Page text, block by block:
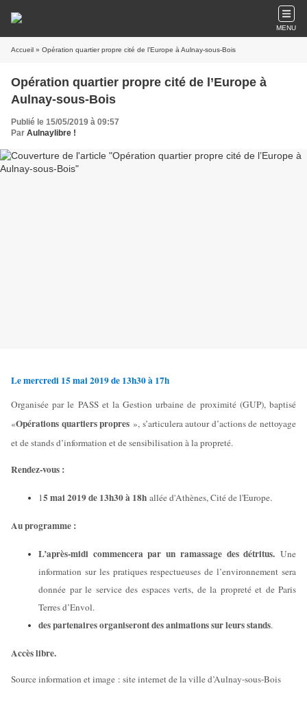
MENU
Accueil » Opération quartier propre cité de l’Europe à Aulnay-sous-Bois
Opération quartier propre cité de l’Europe à
Aulnay-sous-Bois
Publié le 15/05/2019 à 09:57
Par Aulnaylibre !
Le mercredi 15 mai 2019 de 13h30 à 17h
Organisée par le PASS et la Gestion urbaine de proximité (GUP), baptisé
«Opérations quartiers propres », s’articulera autour d’actions de nettoyage
et de stands d’information et de sensibilisation à la propreté.
Rendez-vous :
15 mai 2019 de 13h30 à 18h allée d'Athènes, Cité de l'Europe.
Au programme :
L’après-midi commencera par un ramassage des détritus. Une
information sur les pratiques respectueuses de l’environnement sera
donnée par le service des espaces verts, de la propreté et de Paris
Terres d’Envol.
des partenaires organiseront des animations sur leurs stands.
Accès libre.
Source information et image : site internet de la ville d’Aulnay-sous-Bois